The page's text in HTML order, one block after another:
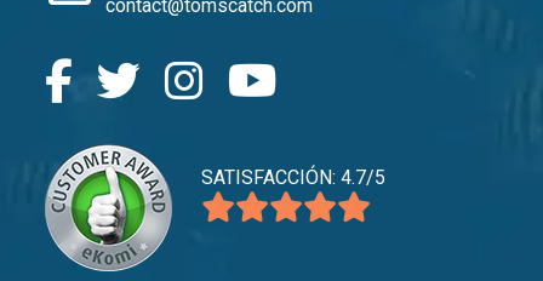
contact@tomscatch.com
SATISFACCIÓN: 4.7/5